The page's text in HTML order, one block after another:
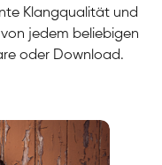
Klangqualität und
jedem beliebigen
oder Download.